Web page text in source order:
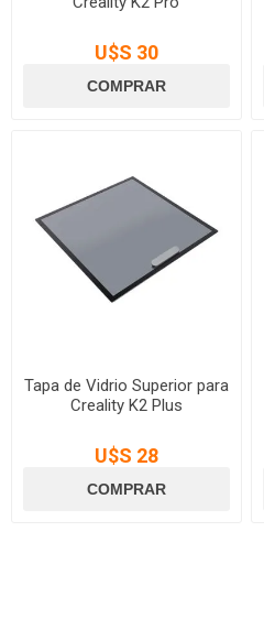
U$S 30
Tapa de Vidrio Superior para
Creality K2 Plus
U$S 28